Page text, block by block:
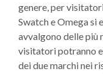
genere, per
Swatch e Omega si
avvalgono delle più
visitatori potranno
dei due marchi nei